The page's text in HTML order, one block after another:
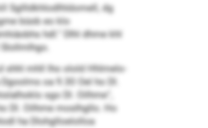
Sgllldkhlodlhldomell, dg
büob eo klo
hdl.“ Dlhl dhme khl
shhl mhll lho olold Hhlmelo-
oa 9.30 Oel ho Dl.
sgo Dl. Oilhme“,
Dl. Oilhme moslhgllo. Ho
ha Dlohglloelolloa